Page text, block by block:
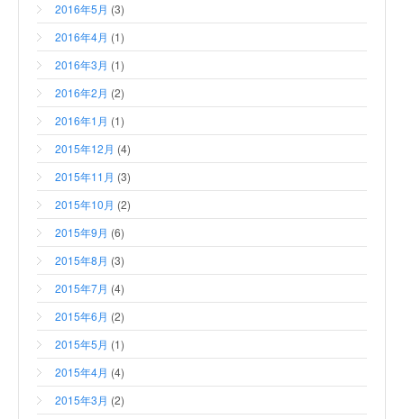
2016年5月 (3)
2016年4月 (1)
2016年3月 (1)
2016年2月 (2)
2016年1月 (1)
2015年12月 (4)
2015年11月 (3)
2015年10月 (2)
2015年9月 (6)
2015年8月 (3)
2015年7月 (4)
2015年6月 (2)
2015年5月 (1)
2015年4月 (4)
2015年3月 (2)